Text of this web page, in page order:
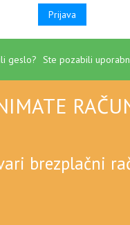
Prijava
geslo? Ste pozabili
brezplačni